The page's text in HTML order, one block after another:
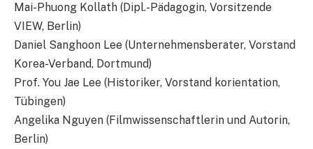
Mai-Phuong Kollath (Dipl.-Pädagogin, Vorsitzende
VIEW, Berlin)
Daniel Sanghoon Lee (Unternehmensberater, Vorstand
Korea-Verband, Dortmund)
Prof. You Jae Lee (Historiker, Vorstand korientation,
Tübingen)
Angelika Nguyen (Filmwissenschaftlerin und Autorin,
Berlin)